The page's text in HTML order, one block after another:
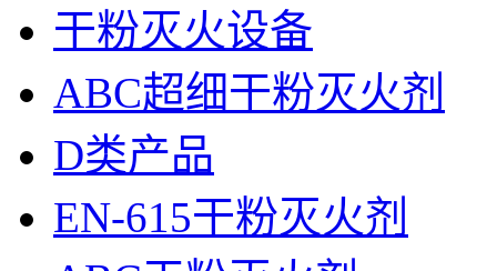
干粉灭火设备
ABC超细干粉灭火剂
D类产品
EN-615干粉灭火剂